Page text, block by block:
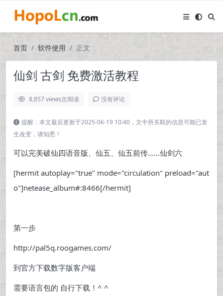
首页 软件使用 正文
仙剑 古剑 免费激活教程
8,857 views次阅读 没有评论
提醒：本文最后更新于2025-06-19 10:40，文中所关联的信息可能已发
生改变，请知悉！
可以完美破仙四语音版、仙五、仙五前传……仙剑六
[hermit autoplay="true" mode="circulation" preload="aut
o"]netease_album#:8466[/hermit]
第一步
http://pal5q.roogames.com/
到官方下载数字版客户端
需要语言包的 自行下载！^ ^